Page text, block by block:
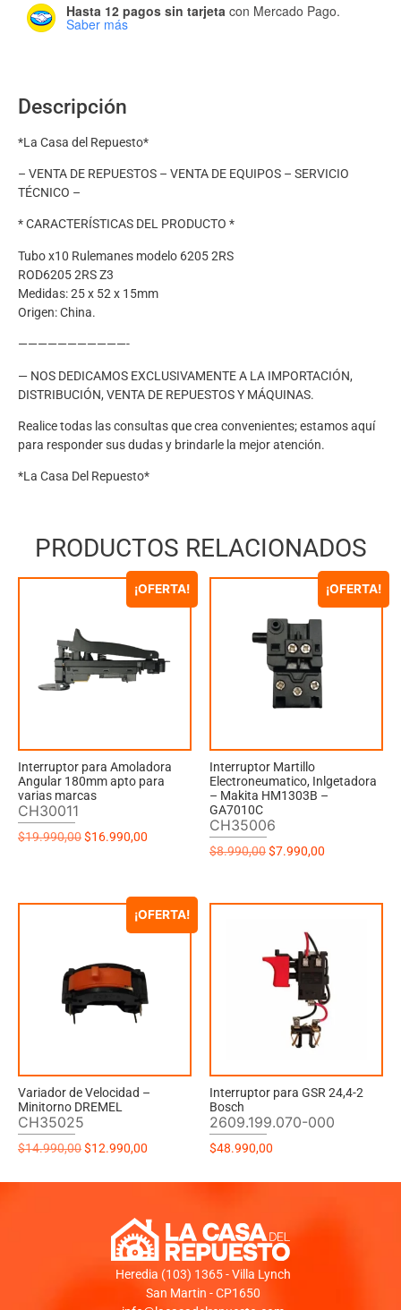
Hasta 12 pagos sin tarjeta con Mercado Pago.
Saber más
Descripción
*La Casa del Repuesto*
– VENTA DE REPUESTOS – VENTA DE EQUIPOS – SERVICIO
TÉCNICO –
* CARACTERÍSTICAS DEL PRODUCTO *
Tubo x10 Rulemanes modelo 6205 2RS
ROD6205 2RS Z3
Medidas: 25 x 52 x 15mm
Origen: China.
———————————-
— NOS DEDICAMOS EXCLUSIVAMENTE A LA IMPORTACIÓN,
DISTRIBUCIÓN, VENTA DE REPUESTOS Y MÁQUINAS.
Realice todas las consultas que crea convenientes; estamos aquí
para responder sus dudas y brindarle la mejor atención.
*La Casa Del Repuesto*
PRODUCTOS RELACIONADOS
¡OFERTA!
Interruptor para Amoladora
Angular 180mm apto para
varias marcas
CH30011
$19.990,00$16.990,00
¡OFERTA!
Interruptor Martillo
Electroneumatico, Inlgetadora
– Makita HM1303B –
GA7010C
CH35006
$8.990,00$7.990,00
¡OFERTA!
Variador de Velocidad –
Minitorno DREMEL
CH35025
$14.990,00$12.990,00
Interruptor para GSR 24,4-2
Bosch
2609.199.070-000
$48.990,00
Heredia (103) 1365 - Villa Lynch
San Martin - CP1650